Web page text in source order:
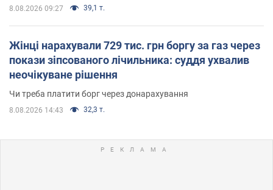
8.08.2026 09:27 39,1 т.
Жінці нарахували 729 тис. грн боргу за газ через
покази зіпсованого лічильника: суддя ухвалив
неочікуване рішення
Чи треба платити борг через донарахування
8.08.2026 14:43 32,3 т.